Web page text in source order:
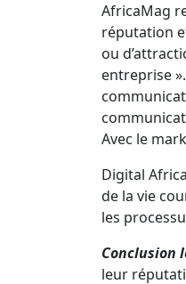
AfricaMag
réputation
ou
entreprise
Avec le
Digital
de la vie
les
Conclusion
leur